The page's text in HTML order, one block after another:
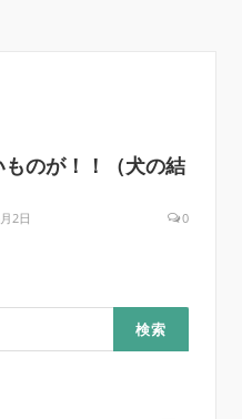
ものが！！（犬の結
2日 0